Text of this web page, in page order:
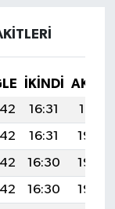
İKINDI
16:31
19:51
16:31
19:50
16:30
19:49
16:30
19:48